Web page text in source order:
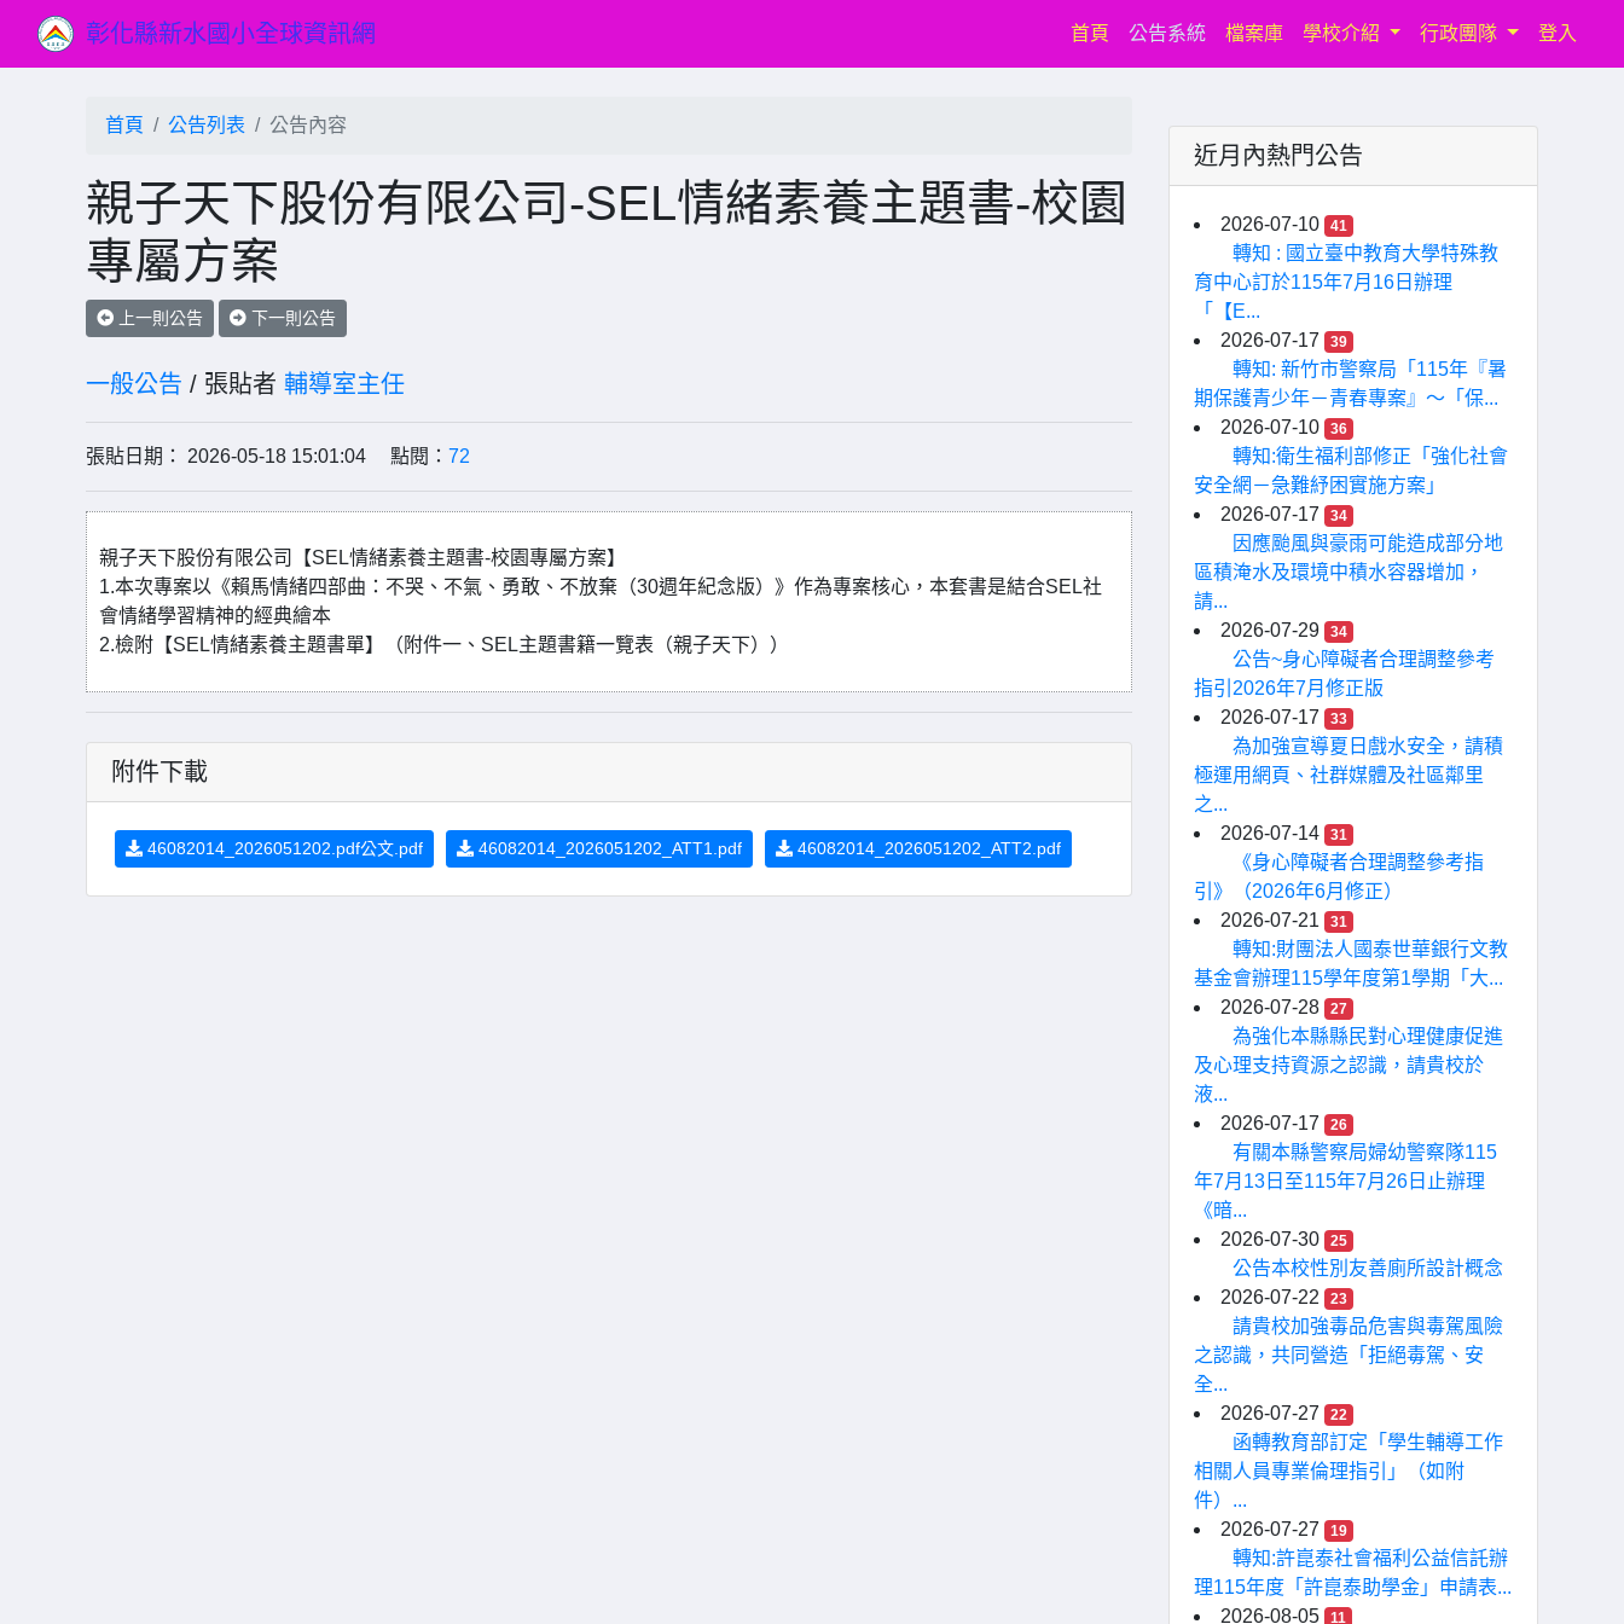
彰化縣新水國小全球資訊網 首頁(current)
公告系統 檔案庫 學校介紹 行政團隊 登入
首頁 公告列表 公告內容
親子天下股份有限公司-SEL情緒素養主題書-校園
專屬方案
上一則公告 下一則公告
一般公告 / 張貼者 輔導室主任
張貼日期： 2026-05-18 15:01:04 點閱： 72
親子天下股份有限公司【SEL情緒素養主題書-校園專屬方案】
1.本次專案以《賴馬情緒四部曲：不哭、不氣、勇敢、不放棄（30週年紀念版）》作為專案核心，本套書是結合SEL社
會情緒學習精神的經典繪本
2.檢附【SEL情緒素養主題書單】（附件一、SEL主題書籍一覽表（親子天下））
附件下載
46082014_2026051202.pdf公文.pdf 46082014_2026051202_ATT1.pdf 46082014_2026051202_ATT2.pdf
近月內熱門公告
2026-07-10 41
轉知 : 國立臺中教育大學特殊教
育中心訂於115年7月16日辦理
「【E...
2026-07-17
39
轉知: 新竹市警察局「115年『暑
期保護青少年－青春專案』〜「保...
2026-07-10
36
轉知:衛生福利部修正「強化社會
安全網－急難紓困實施方案」
2026-07-17
34
因應颱風與豪雨可能造成部分地
區積淹水及環境中積水容器增加，
請...
2026-07-29
34
公告~身心障礙者合理調整參考
指引2026年7月修正版
2026-07-17
33
為加強宣導夏日戲水安全，請積
極運用網頁、社群媒體及社區鄰里
之...
2026-07-14
31
《身心障礙者合理調整參考指
引》（2026年6月修正）
2026-07-21
31
轉知:財團法人國泰世華銀行文教
基金會辦理115學年度第1學期「大...
2026-07-28
27
為強化本縣縣民對心理健康促進
及心理支持資源之認識，請貴校於
液...
2026-07-17
26
有關本縣警察局婦幼警察隊115
年7月13日至115年7月26日止辦理
《暗...
2026-07-30
25
公告本校性別友善廁所設計概念
2026-07-22
23
請貴校加強毒品危害與毒駕風險
之認識，共同營造「拒絕毒駕、安
全...
2026-07-27
22
函轉教育部訂定「學生輔導工作
相關人員專業倫理指引」（如附
件）...
2026-07-27
19
轉知:許崑泰社會福利公益信託辦
理115年度「許崑泰助學金」申請表...
2026-08-05
11